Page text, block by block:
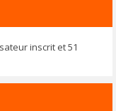
inscrit et 51